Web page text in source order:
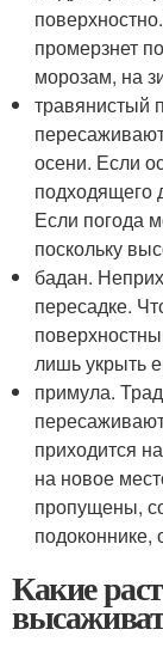
промерзнет
морозам, на
травянистый
осени. Если
подходящего
Если погода
поскольку
бадан.
пересадке.
лишь укрыть
примула.
приходится
на новое
пропущены,
подоконнике,
Какие